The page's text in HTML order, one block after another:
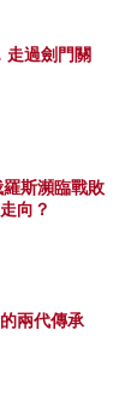
走過劍門關
斯瀕臨戰敗
向？
兩代傳承